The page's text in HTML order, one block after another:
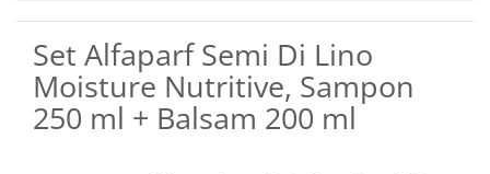
Set Alfaparf Semi Di Lino
Moisture Nutritive, Sampon
250 ml + Balsam 200 ml